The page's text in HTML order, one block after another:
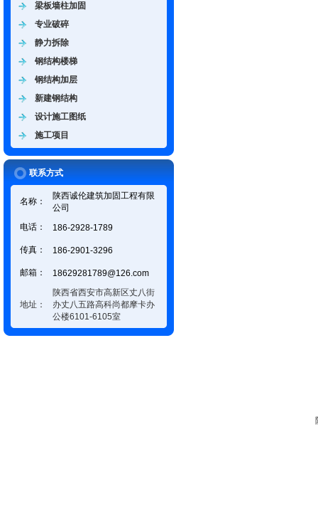
梁板墙柱加固
专业破碎
静力拆除
钢结构楼梯
钢结构加层
新建钢结构
设计施工图纸
施工项目
联系方式
名称：
陕西诚伦建筑加固工程有限
公司
电话：
186-2928-1789
传真： 186-2901-3296
邮箱： 18629281789@126.com
地址：
陕西省西安市高新区丈八街
办丈八五路高科尚都摩卡办
公楼6101-6105室